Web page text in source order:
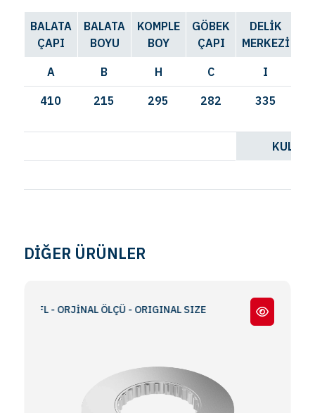
BALATA
ÇAPI
BALATA
BOYU
KOMPLE
BOY
GÖBEK
ÇAPI
DELİK
MERKEZİ
A B H C I
410 215 295 282 335
DİĞER ÜRÜNLER
FL - ORJİNAL ÖLÇÜ - ORIGINAL SIZE